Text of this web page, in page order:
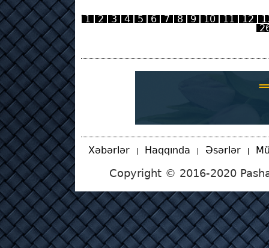
1 2 3 4 5 6 7 8 9 10 11 12
Xəbərlər Haqqında Əsərlər
Copyright © 2016-2020